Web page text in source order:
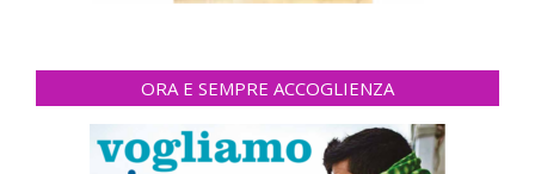
ORA E SEMPRE ACCOGLIENZA